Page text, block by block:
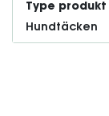
Type produkt
Hundtäcken